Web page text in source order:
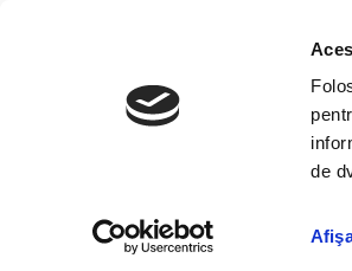
de
Cărți după tipologie
Cărți Dezvoltare Personală
Cărți Familie & Cuplu